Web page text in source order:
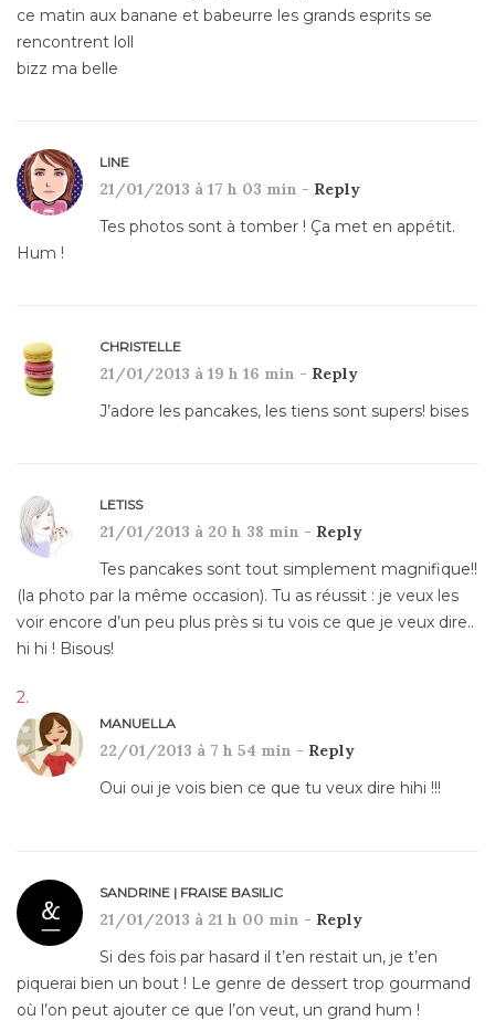
ce matin aux banane et babeurre les grands esprits se
rencontrent loll
bizz ma belle
LINE
21/01/2013 à 17 h 03 min - Reply
Tes photos sont à tomber ! Ça met en appétit.
Hum !
CHRISTELLE
21/01/2013 à 19 h 16 min - Reply
J’adore les pancakes, les tiens sont supers! bises
LETISS
21/01/2013 à 20 h 38 min - Reply
Tes pancakes sont tout simplement magnifique!!
(la photo par la même occasion). Tu as réussit : je veux les
voir encore d’un peu plus près si tu vois ce que je veux dire..
hi hi ! Bisous!
MANUELLA
22/01/2013 à 7 h 54 min - Reply
Oui oui je vois bien ce que tu veux dire hihi !!!
SANDRINE | FRAISE BASILIC
21/01/2013 à 21 h 00 min - Reply
Si des fois par hasard il t’en restait un, je t’en
piquerai bien un bout ! Le genre de dessert trop gourmand
où l’on peut ajouter ce que l’on veut, un grand hum !